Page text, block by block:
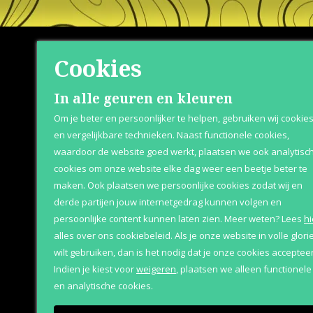
Shop
Herenparfum
Damesparfum
Merken
Geschenksets
Aanbiedingen
Over
Retourneren
Bezorging
Cookies
In alle geuren en kleuren
Om je beter en persoonlijker te helpen, gebruiken wij cookies
en vergelijkbare technieken. Naast functionele cookies,
waardoor de website goed werkt, plaatsen we ook
cookies om onze website elke dag weer een beetje beter te
maken. Ook plaatsen we persoonlijke cookies zodat wij en
derde partijen jouw internetgedrag kunnen volgen en
persoonlijke content kunnen laten zien. Meer weten?Lees
alles over ons cookiebeleid. Als je onze website in volle glorie
wilt gebruiken, dan is het nodig dat je onze cookies
Indien je kiest voorweigeren,plaatsen we alleen functionele
en analytische cookies.